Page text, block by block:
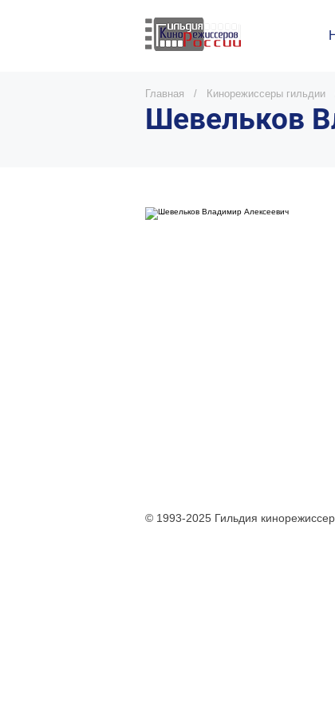
Главная / Кинорежиссеры гильдии
Шевельков
© 1993-2025 Гильдия